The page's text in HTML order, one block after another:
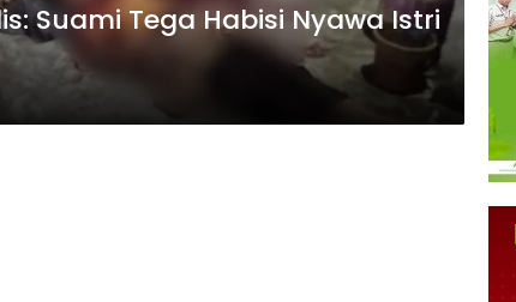
Suami Tega Habisi Nyawa Istri